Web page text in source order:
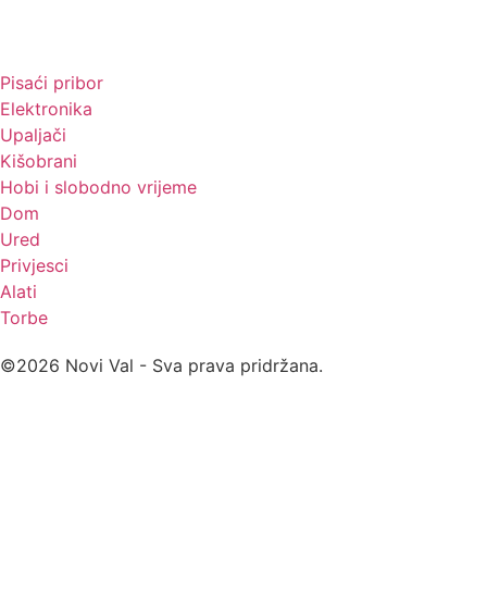
Pisaći pribor
Elektronika
Upaljači
Kišobrani
Hobi i slobodno vrijeme
Dom
Ured
Privjesci
Alati
Torbe
©2026 Novi Val - Sva prava pridržana.